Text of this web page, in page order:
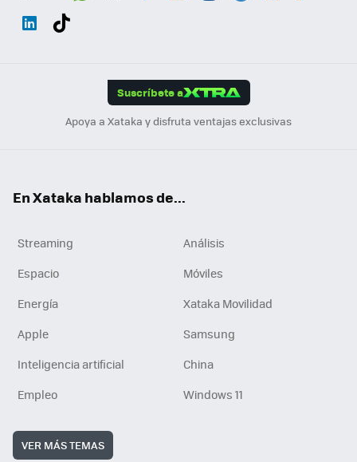
Suscríbete a
Apoya a Xataka y disfruta ventajas exclusivas
En Xataka hablamos de...
Streaming
Análisis
Espacio
Móviles
Energía
Xataka Movilidad
Apple
Samsung
Inteligencia artificial
China
Empleo
Windows 11
VER MÁS TEMAS